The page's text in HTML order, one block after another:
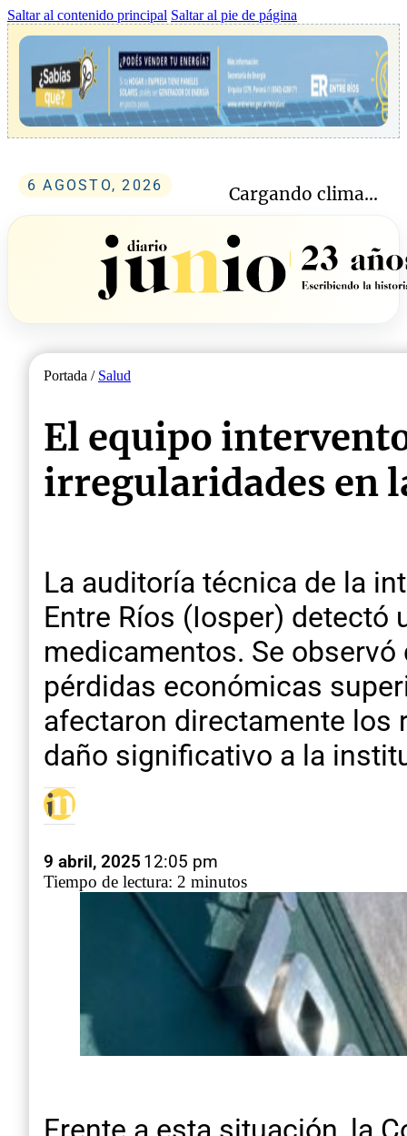
Saltar al contenido principal Saltar al pie de página
6 AGOSTO, 2026 Cargando clima...
Portada / Salud
El equipo
irregularidades en
La auditoría técnica de la
Entre Ríos (Iosper) detectó
medicamentos. Se
pérdidas económicas
afectaron directamente los
daño significativo a la
9 abril, 2025 12:05 pm
Tiempo de lectura: 2 minutos